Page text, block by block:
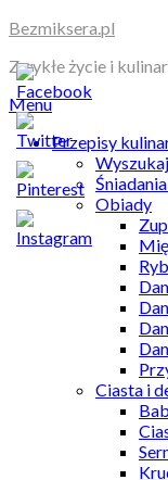
Skip
content
Bezmiksera.pl
Zwykłe życie i
Menu
Przepisy
Obiady
Ciasta i